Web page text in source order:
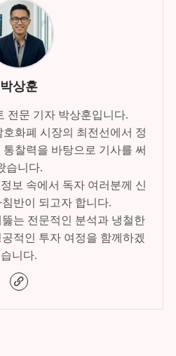
박상훈
전문 기자 박상훈입니다.
화폐 시장의 최전선에서 정
찰력을 바탕으로 기사를 써
습니다.
보 속에서 독자 여러분께 신
반이 되고자 합니다.
는 전문적인 분석과 냉철한
적인 투자 여정을 함께하겠
습니다.